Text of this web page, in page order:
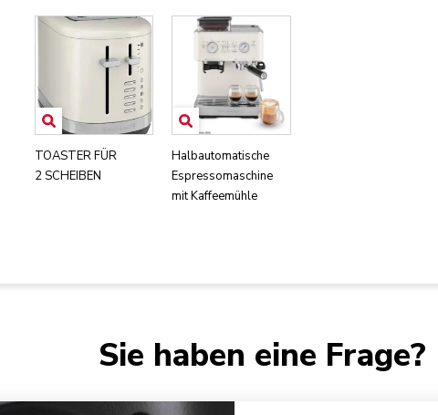
TOASTER FÜR
2 SCHEIBEN
Halbautomatische
Espressomaschine
mit Kaffeemühle
Sie haben eine Frage?